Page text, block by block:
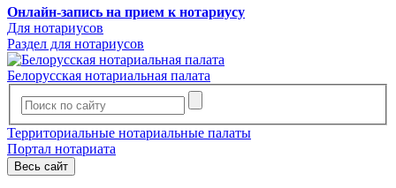
Онлайн-запись на прием к нотариусу
Для нотариусов
Раздел для нотариусов
Белорусская нотариальная палата
Территориальные нотариальные палаты
Портал нотариата
Весь сайт